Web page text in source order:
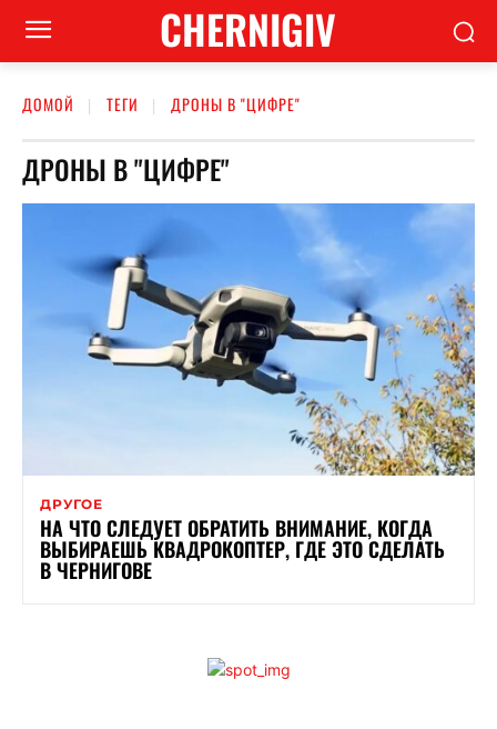
CHERNIGIV
ДОМОЙ ТЕГИ ДРОНЫ В "ЦИФРЕ"
ДРОНЫ В "ЦИФРЕ"
ДРУГОЕ
НА ЧТО СЛЕДУЕТ ОБРАТИТЬ ВНИМАНИЕ, КОГДА
ВЫБИРАЕШЬ КВАДРОКОПТЕР, ГДЕ ЭТО СДЕЛАТЬ
В ЧЕРНИГОВЕ